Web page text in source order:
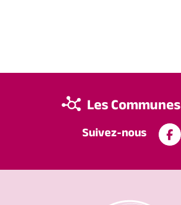
Suivez-nous
Les Communes